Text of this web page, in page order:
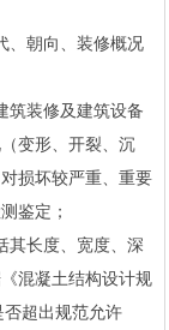
、朝向、装修概况
筑装修及建筑设备
变形、开裂、沉
损坏较严重、重要
鉴定；
其长度、宽度、深
混凝土结构设计规
否超出规范允许